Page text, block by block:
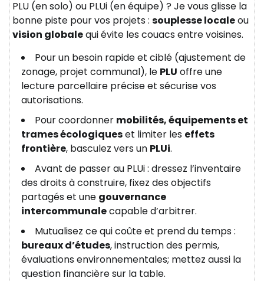
PLU (en solo) ou PLUi (en équipe) ? Je vous glisse la
bonne piste pour vos projets : souplesse localeou
vision globalequi évite les couacs entre voisines.
Pour un besoin rapide et ciblé (ajustement de
zonage, projet communal), le PLU offre une
lecture parcellaire précise et sécurise vos
autorisations.
Pour coordonner mobilités, équipements et
trames écologiqueset limiter les effets
frontière, basculez vers un PLUi.
Avant de passer au PLUi : dressez l’inventaire
des droits à construire, fixez des objectifs
partagés et une gouvernance
intercommunalecapable d’arbitrer.
Mutualisez ce qui coûte et prend du temps :
bureaux d’études, instruction des permis,
évaluations environnementales; mettez aussi la
question financière sur la table.